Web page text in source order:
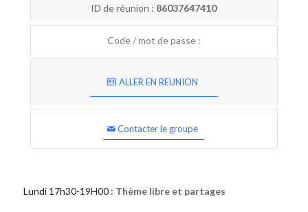
ID de réunion : 86037647410
Code / mot de passe :
ALLER EN REUNION
Contacter le groupe
Lundi 17h30-19H00 : Thème libre et partages